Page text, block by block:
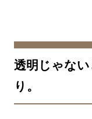
透明じゃな
り。